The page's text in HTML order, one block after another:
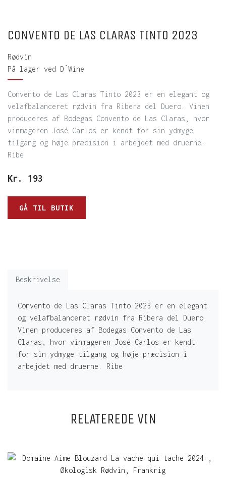
CONVENTO DE LAS CLARAS TINTO 2023
Rødvin
På lager ved D´Wine
Convento de Las Claras Tinto 2023 er en elegant og
velafbalanceret rødvin fra Ribera del Duero. Vinen
produceres af Bodegas Convento de Las Claras, hvor
vinmageren José Carlos er kendt for sin ydmyge
tilgang og høje præcision i arbejdet med druerne.
Ribe
Kr. 193
GÅ TIL BUTIK
Beskrivelse
Convento de Las Claras Tinto 2023 er en elegant
og velafbalanceret rødvin fra Ribera del Duero.
Vinen produceres af Bodegas Convento de Las
Claras, hvor vinmageren José Carlos er kendt
for sin ydmyge tilgang og høje præcision i
arbejdet med druerne. Ribe
RELATEREDE VIN